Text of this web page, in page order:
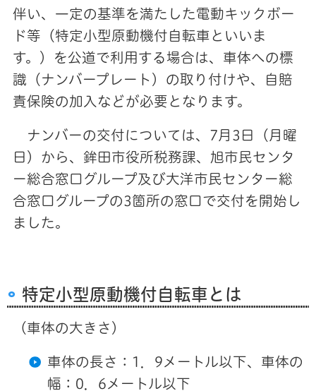
伴い、一定の基準を満たした電動キックボー
ド等（特定小型原動機付自転車といいま
す。）を公道で利用する場合は、車体への標
識（ナンバープレート）の取り付けや、自賠
責保険の加入などが必要となります。
ナンバーの交付については、7月3日（月曜
日）から、鉾田市役所税務課、旭市民センタ
ー総合窓口グループ及び大洋市民センター総
合窓口グループの3箇所の窓口で交付を開始し
ました。
特定小型原動機付自転車とは
（車体の大きさ）
車体の長さ：1．9メートル以下、車体の
幅：0．6メートル以下